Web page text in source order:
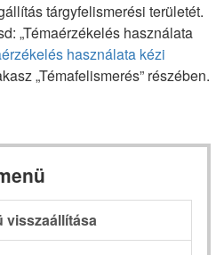
tárgyfelismerési területét.
„Témaérzékelés használata
használata kézi
„Témafelismerés” részében.
visszaállítása